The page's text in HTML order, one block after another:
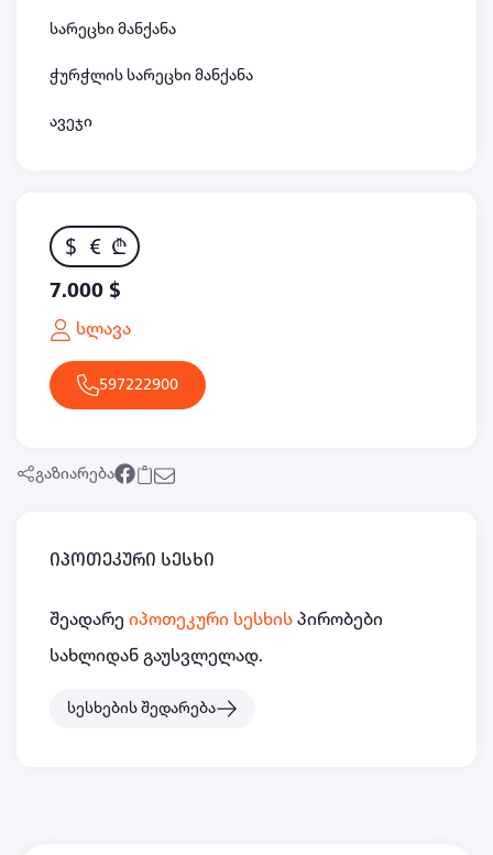
სარეცხი მანქანა
ჭურჭლის სარეცხი მანქანა
ავეჯი
$ € ₾
7.000 $
სლავა
597222900
გაზიარება
იპოთეკური სესხი
შეადარე იპოთეკური სესხის პირობები
სახლიდან გაუსვლელად.
სესხების შედარება